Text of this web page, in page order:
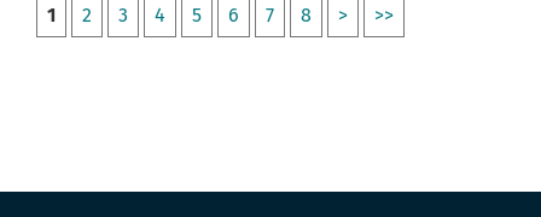
1 2 3 4 5 6 7 8 > >>